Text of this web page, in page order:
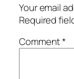
Your email
Required
Comment*